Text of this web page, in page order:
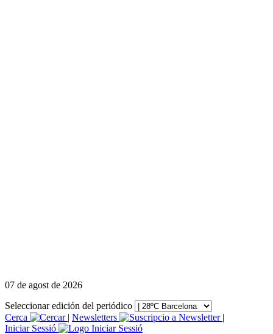
07 de agost de 2026
Seleccionar edición del periódico
Cerca
| Newsletters
|
Iniciar Sessió